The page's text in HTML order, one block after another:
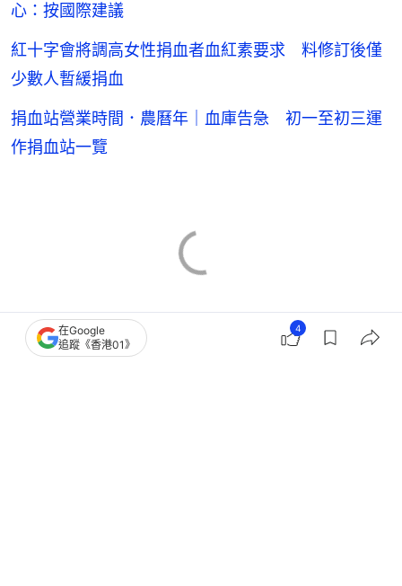
心：按國際建議
紅十字會將調高女性捐血者血紅素要求 料修訂後僅
少數人暫緩捐血
捐血站營業時間．農曆年｜血庫告急 初一至初三運
作捐血站一覽
在Google
追蹤《香港01》
4